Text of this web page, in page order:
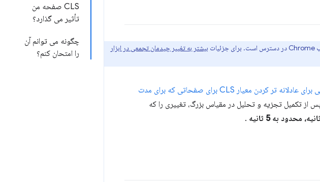
CLS صفحه من
تأثیر می گذارد؟
چگونه می توانم آن
را امتحان کنم؟
بیشتر به تغییر چیدمان تجمعی در ابزار
گزینه هایی برای عادلانه تر کردن معیار CLS برای صفحاتی که برای مدت
از تکمیل تجزیه و تحلیل در مقیاس بزرگ، تغییری را که
.